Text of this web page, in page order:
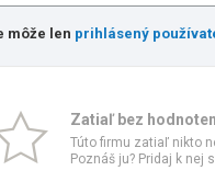
môže len prihlásený
Zatiaľ bez
Túto firmu zatiaľ nikto
Poznáš ju? Pridaj k nej